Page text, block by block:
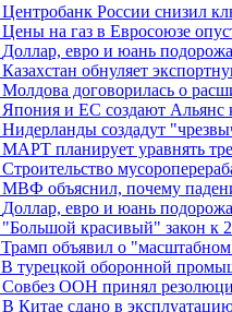
Центробанк России снизил
Цены на газ в Евросоюзе
Доллар, евро и юань
Казахстан обнуляет
Молдова договорилась о
Япония и ЕС создают Альянс
Нидерланды создадут
МАРТ планирует уравнять
Строительство
МВФ объяснил, почему
Доллар, евро и юань
"Большой красивый" закон к
Трамп объявил о
В турецкой оборонной
Совбез ООН принял
В Китае сдано в